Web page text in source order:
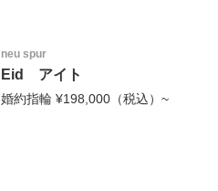
neu spur
Eid アイト
婚約指輪 ¥198,000（税込）~